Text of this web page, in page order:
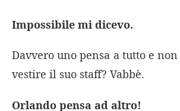
Impossibile mi dicevo.
Davvero uno pensa a tutto e
vestire il suo staff? Vabbè.
Orlando pensa ad altro!